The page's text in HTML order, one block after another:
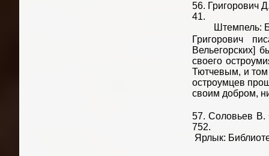
56. Григорович
41.
Штемпель:
Григорович
Вельегорских]
своего
Тютчевым, и том
остроумцев
своим добром,
57. Соловьев
752.
Ярлык: